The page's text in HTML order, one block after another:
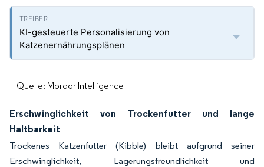
KI-gesteuerte Personalisierung von
Katzenernährungsplänen
Quelle: Mordor Intelligence
Erschwinglichkeit von Trockenfutter und lange
Haltbarkeit
Trockenes Katzenfutter (Kibble) bleibt aufgrund seiner
Erschwinglichkeit, Lagerungsfreundlichkeit und